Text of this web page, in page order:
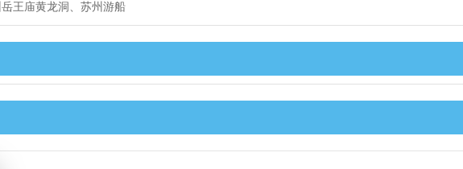
王庙黄龙洞、苏州游船